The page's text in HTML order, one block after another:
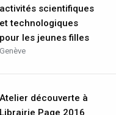
activités scientifiques
et technologiques
pour les jeunes filles
Genève
Atelier découverte à
Librairie Page 2016